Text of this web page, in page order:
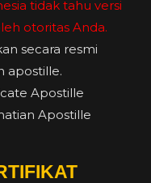
tidak tahu versi
otoritas Anda.
secara resmi
apostille.
Apostille
Apostille